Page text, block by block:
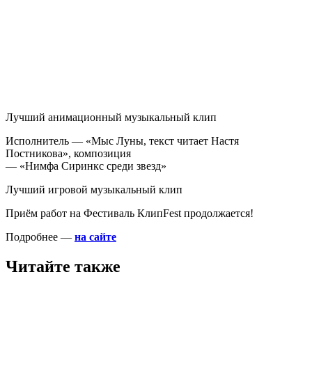
Лучший анимационный музыкальный клип
Исполнитель — «Мыс Луны, текст читает Настя
Постникова», композиция
— «Нимфа Сиринкс среди звезд»
Лучший игровой музыкальный клип
Приём работ на Фестиваль КлипFest продолжается!
Подробнее — на сайте
Читайте также